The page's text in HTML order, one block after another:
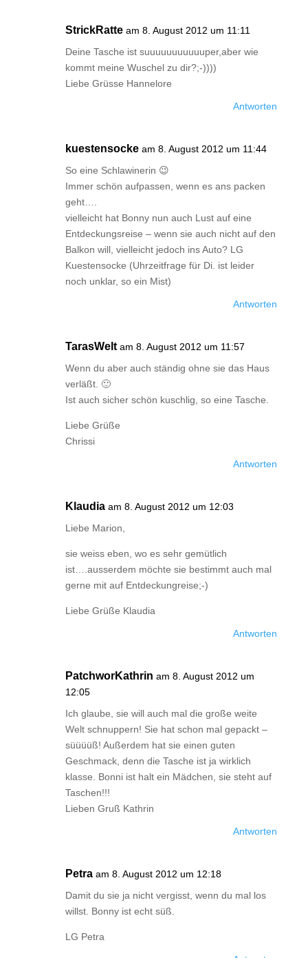
StrickRatte am 8. August 2012 um 11:11
Deine Tasche ist suuuuuuuuuuuper,aber wie
kommt meine Wuschel zu dir?;-))))
Liebe Grüsse Hannelore
Antworten
kuestensocke am 8. August 2012 um 11:44
So eine Schlawinerin 😉
Immer schön aufpassen, wenn es ans packen
geht….
vielleicht hat Bonny nun auch Lust auf eine
Entdeckungsreise – wenn sie auch nicht auf den
Balkon will, vielleicht jedoch ins Auto? LG
Kuestensocke (Uhrzeitfrage für Di. ist leider
noch unklar, so ein Mist)
Antworten
TarasWelt am 8. August 2012 um 11:57
Wenn du aber auch ständig ohne sie das Haus
verläßt. 🙂
Ist auch sicher schön kuschlig, so eine Tasche.
Liebe Grüße
Chrissi
Antworten
Klaudia am 8. August 2012 um 12:03
Liebe Marion,
sie weiss eben, wo es sehr gemütlich
ist….ausserdem möchte sie bestimmt auch mal
gerne mit auf Entdeckungreise;-)
Liebe Grüße Klaudia
Antworten
PatchworKathrin am 8. August 2012 um
12:05
Ich glaube, sie will auch mal die große weite
Welt schnuppern! Sie hat schon mal gepackt –
süüüüß! Außerdem hat sie einen guten
Geschmack, denn die Tasche ist ja wirklich
klasse. Bonni ist halt ein Mädchen, sie steht auf
Taschen!!!
Lieben Gruß Kathrin
Antworten
Petra am 8. August 2012 um 12:18
Damit du sie ja nicht vergisst, wenn du mal los
willst. Bonny ist echt süß.
LG Petra